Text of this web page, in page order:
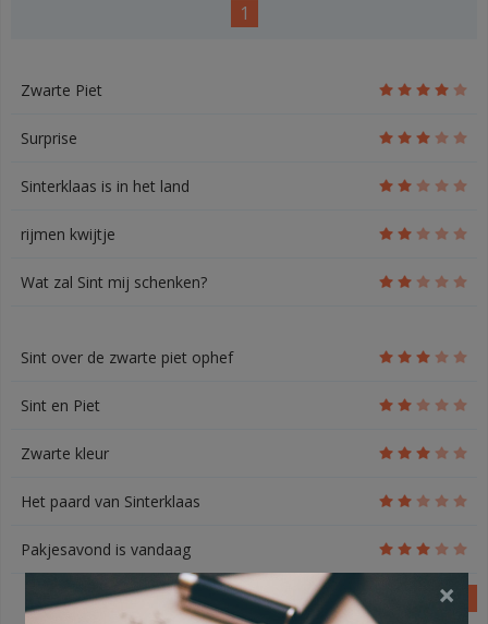
1
Zwarte Piet
Surprise
Sinterklaas is in het land
rijmen kwijtje
Wat zal Sint mij schenken?
Sint over de zwarte piet ophef
Sint en Piet
Zwarte kleur
Het paard van Sinterklaas
Pakjesavond is vandaag
×